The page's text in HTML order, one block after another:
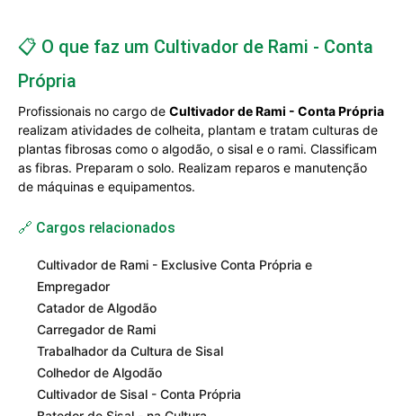
📋 O que faz um Cultivador de Rami - Conta
Própria
Profissionais no cargo de Cultivador de Rami - Conta Própria
realizam atividades de colheita, plantam e tratam culturas de
plantas fibrosas como o algodão, o sisal e o rami. Classificam
as fibras. Preparam o solo. Realizam reparos e manutenção
de máquinas e equipamentos.
🔗 Cargos relacionados
Cultivador de Rami - Exclusive Conta Própria e
Empregador
Catador de Algodão
Carregador de Rami
Trabalhador da Cultura de Sisal
Colhedor de Algodão
Cultivador de Sisal - Conta Própria